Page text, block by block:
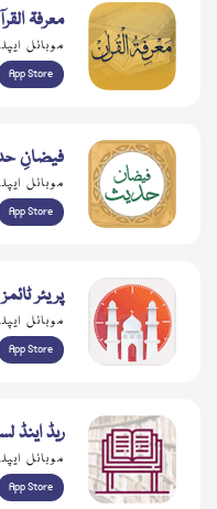
معرفۃ
موبائل
App Store
فیضانِ
موبائل
App Store
پریئر ٹائمز
موبائل
App Store
ریڈ اینڈ
موبائل
App Store